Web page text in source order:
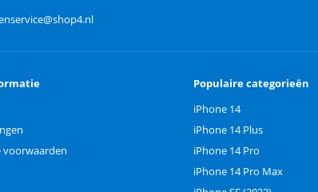
voorwaarden
Populaire categorieën
iPhone 14
iPhone 14 Plus
iPhone 14 Pro
iPhone 14 Pro Max